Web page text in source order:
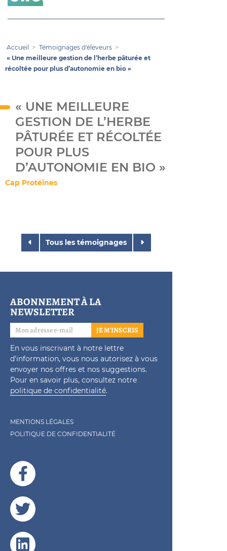
Accueil
Témoignages d'éleveurs
« Une meilleure gestion de l’herbe pâturée et
récoltée pour plus d’autonomie en bio »
« UNE MEILLEURE
GESTION DE L’HERBE
PÂTURÉE ET RÉCOLTÉE
POUR PLUS
D’AUTONOMIE EN BIO »
Cap Protéines
Tous les témoignages
ABONNEMENT À LA
NEWSLETTER
JE M'INSCRIS
En vous inscrivant à notre lettre
d'information, vous nous autorisez à vous
envoyer nos offres et nos suggestions.
Pour en savoir plus, consultez notre
politique de confidentialité.
MENTIONS LÉGALES
POLITIQUE DE CONFIDENTIALITÉ